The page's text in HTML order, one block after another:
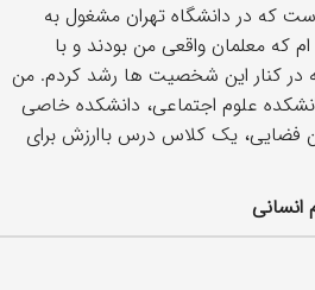
که در دانشگاه تهران مشغول به
که معلمان واقعی من بودند و با
در کنار این شخصیت ها رشد کردم. من
علوم اجتماعی، دانشکده خاصی
فضایی، یک کلاس درس باارزش برای
انسانی